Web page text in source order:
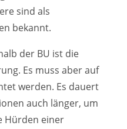
sind als
bekannt.
der BU ist die
Es muss aber auf
werden. Es dauert
auch länger, um
Hürden einer